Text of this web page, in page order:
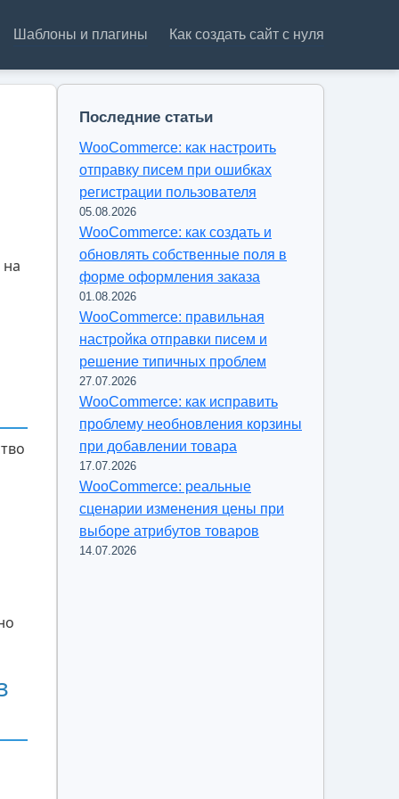
Шаблоны и плагины Как создать сайт с нуля
Последние статьи
WooCommerce: как настроить
отправку писем при ошибках
регистрации пользователя
05.08.2026
WooCommerce: как создать и
обновлять собственные поля в
форме оформления заказа
01.08.2026
WooCommerce: правильная
настройка отправки писем и
решение типичных проблем
27.07.2026
WooCommerce: как исправить
проблему необновления корзины
при добавлении товара
17.07.2026
WooCommerce: реальные
сценарии изменения цены при
выборе атрибутов товаров
14.07.2026